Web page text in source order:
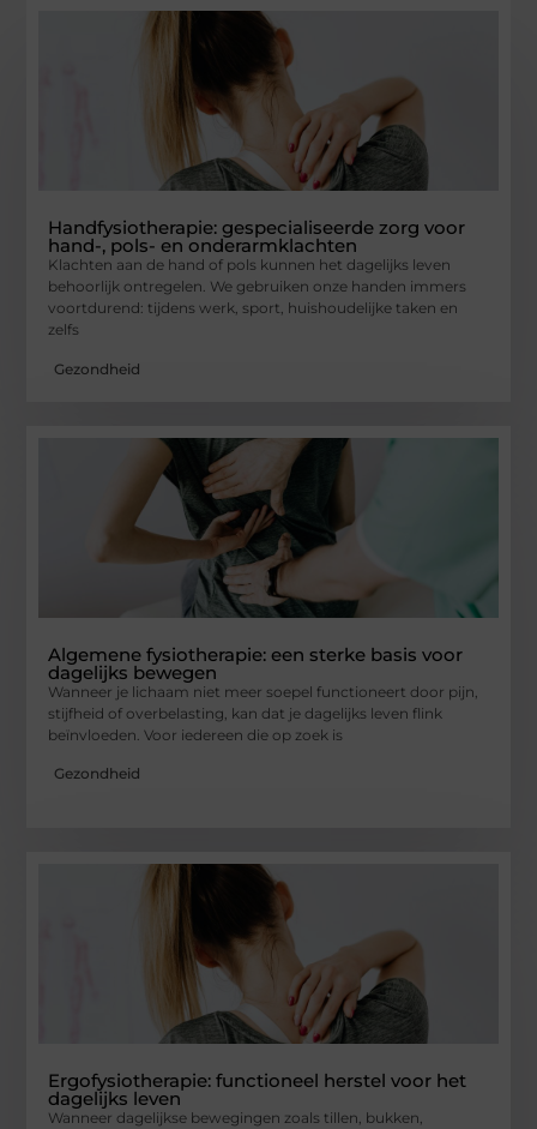
Handfysiotherapie: gespecialiseerde zorg voor
hand-, pols- en onderarmklachten
Klachten aan de hand of pols kunnen het dagelijks leven
behoorlijk ontregelen. We gebruiken onze handen immers
voortdurend: tijdens werk, sport, huishoudelijke taken en
zelfs
Gezondheid
Algemene fysiotherapie: een sterke basis voor
dagelijks bewegen
Wanneer je lichaam niet meer soepel functioneert door pijn,
stijfheid of overbelasting, kan dat je dagelijks leven flink
beïnvloeden. Voor iedereen die op zoek is
Gezondheid
Ergofysiotherapie: functioneel herstel voor het
dagelijks leven
Wanneer dagelijkse bewegingen zoals tillen, bukken,